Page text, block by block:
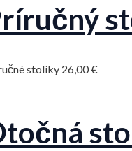
stolíky 26,00€